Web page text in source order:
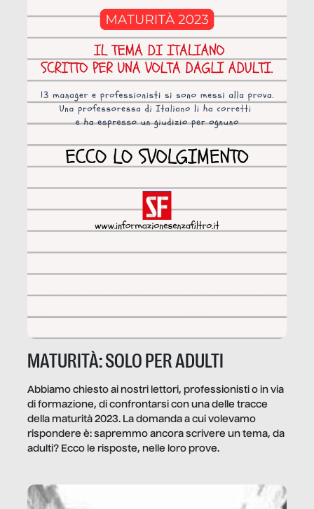
MATURITÀ: SOLO PER ADULTI
Abbiamo chiesto ai nostri lettori, professionisti o in via
di formazione, di confrontarsi con una delle tracce
della maturità 2023. La domanda a cui volevamo
rispondere è: sapremmo ancora scrivere un tema, da
adulti? Ecco le risposte, nelle loro prove.